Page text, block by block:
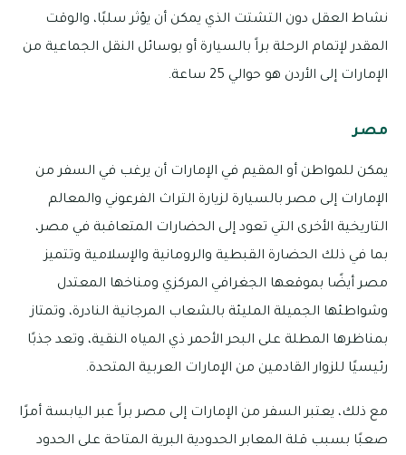
نشاط العقل دون التشتت الذي يمكن أن يؤثر سلبًا، والوقت
المقدر لإتمام الرحلة براً بالسيارة أو بوسائل النقل الجماعية من
الإمارات إلى الأردن هو حوالي 25 ساعة.
مصر
يمكن للمواطن أو المقيم في الإمارات أن يرغب في السفر من
الإمارات إلى مصر بالسيارة لزيارة التراث الفرعوني والمعالم
التاريخية الأخرى التي تعود إلى الحضارات المتعاقبة في مصر،
بما في ذلك الحضارة القبطية والرومانية والإسلامية وتتميز
مصر أيضًا بموقعها الجغرافي المركزي ومناخها المعتدل
وشواطئها الجميلة المليئة بالشعاب المرجانية النادرة، وتمتاز
بمناظرها المطلة على البحر الأحمر ذي المياه النقية، وتعد جذبًا
رئيسيًا للزوار القادمين من الإمارات العربية المتحدة.
مع ذلك، يعتبر السفر من الإمارات إلى مصر براً عبر اليابسة أمرًا
صعبًا بسبب قلة المعابر الحدودية البرية المتاحة على الحدود